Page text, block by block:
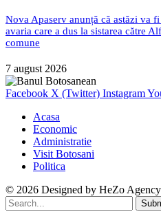
Nova Apaserv anunță că astăzi va
avaria care a dus la sistarea către
comune
7 august 2026
Facebook X (Twitter) Instagram
Acasa
Economic
Administratie
Visit Botosani
Politica
© 2026 Designed by HeZo Agency